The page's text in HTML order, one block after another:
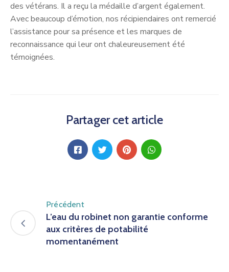
des vétérans. Il a reçu la médaille d’argent également.
Avec beaucoup d’émotion, nos récipiendaires ont remercié
l’assistance pour sa présence et les marques de
reconnaissance qui leur ont chaleureusement été
témoignées.
Partager cet article
Précédent
L’eau du robinet non garantie conforme
aux critères de potabilité
momentanément